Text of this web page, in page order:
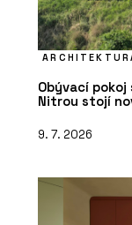
Obývací
Nitrou stojí
9. 7. 2026